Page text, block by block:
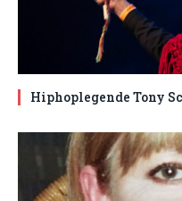
Hiphoplegende Tony